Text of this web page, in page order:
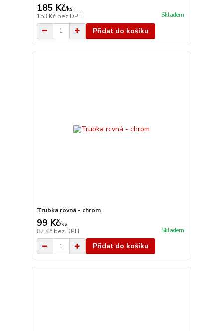
185 Kč/ks
153 Kč bez DPH Skladem
Přidat do košíku
Trubka rovná - chrom
99 Kč/ks
82 Kč bez DPH Skladem
Přidat do košíku